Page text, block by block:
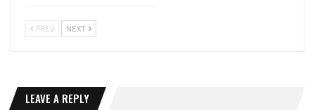
PREV NEXT
LEAVE A REPLY